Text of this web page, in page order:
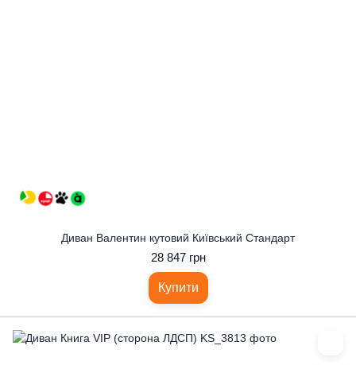
Диван Валентин кутовий Київський Стандарт
28 847 грн
Купити